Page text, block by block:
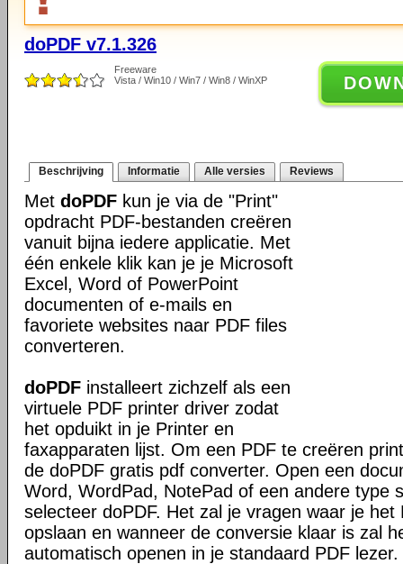
doPDF v7.1.326
Freeware
Vista / Win10 / Win7 / Win8 / WinXP
Beschrijving Informatie Alle versies Reviews
Met doPDF kun je via de "Print"
opdracht PDF-bestanden creëren
vanuit bijna iedere applicatie. Met
één enkele klik kan je je Microsoft
Excel, Word of PowerPoint
documenten of e-mails en
favoriete websites naar PDF files
converteren.
doPDF installeert zichzelf als een
virtuele PDF printer driver zodat
het opduikt in je Printer en
faxapparaten lijst. Om een PDF te creëren
de doPDF gratis pdf converter. Open een
Word, WordPad, NotePad of een andere type
selecteer doPDF. Het zal je vragen waar je het
opslaan en wanneer de conversie klaar is zal
automatisch openen in je standaard PDF lezer.